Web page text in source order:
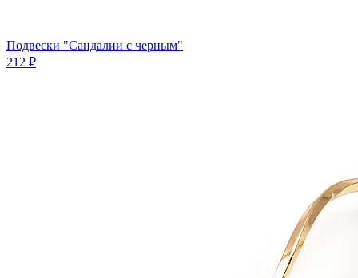
Подвески "Сандалии с черным"
212 ₽